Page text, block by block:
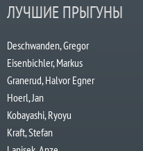
ЛУЧШИЕ ПРЫГУНЫ
Deschwanden, Gregor
Eisenbichler, Markus
Granerud, Halvor Egner
Hoerl, Jan
Kobayashi, Ryoyu
Kraft, Stefan